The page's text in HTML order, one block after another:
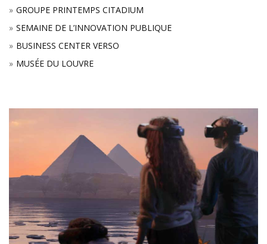
GROUPE PRINTEMPS CITADIUM
SEMAINE DE L’INNOVATION PUBLIQUE
BUSINESS CENTER VERSO
MUSÉE DU LOUVRE